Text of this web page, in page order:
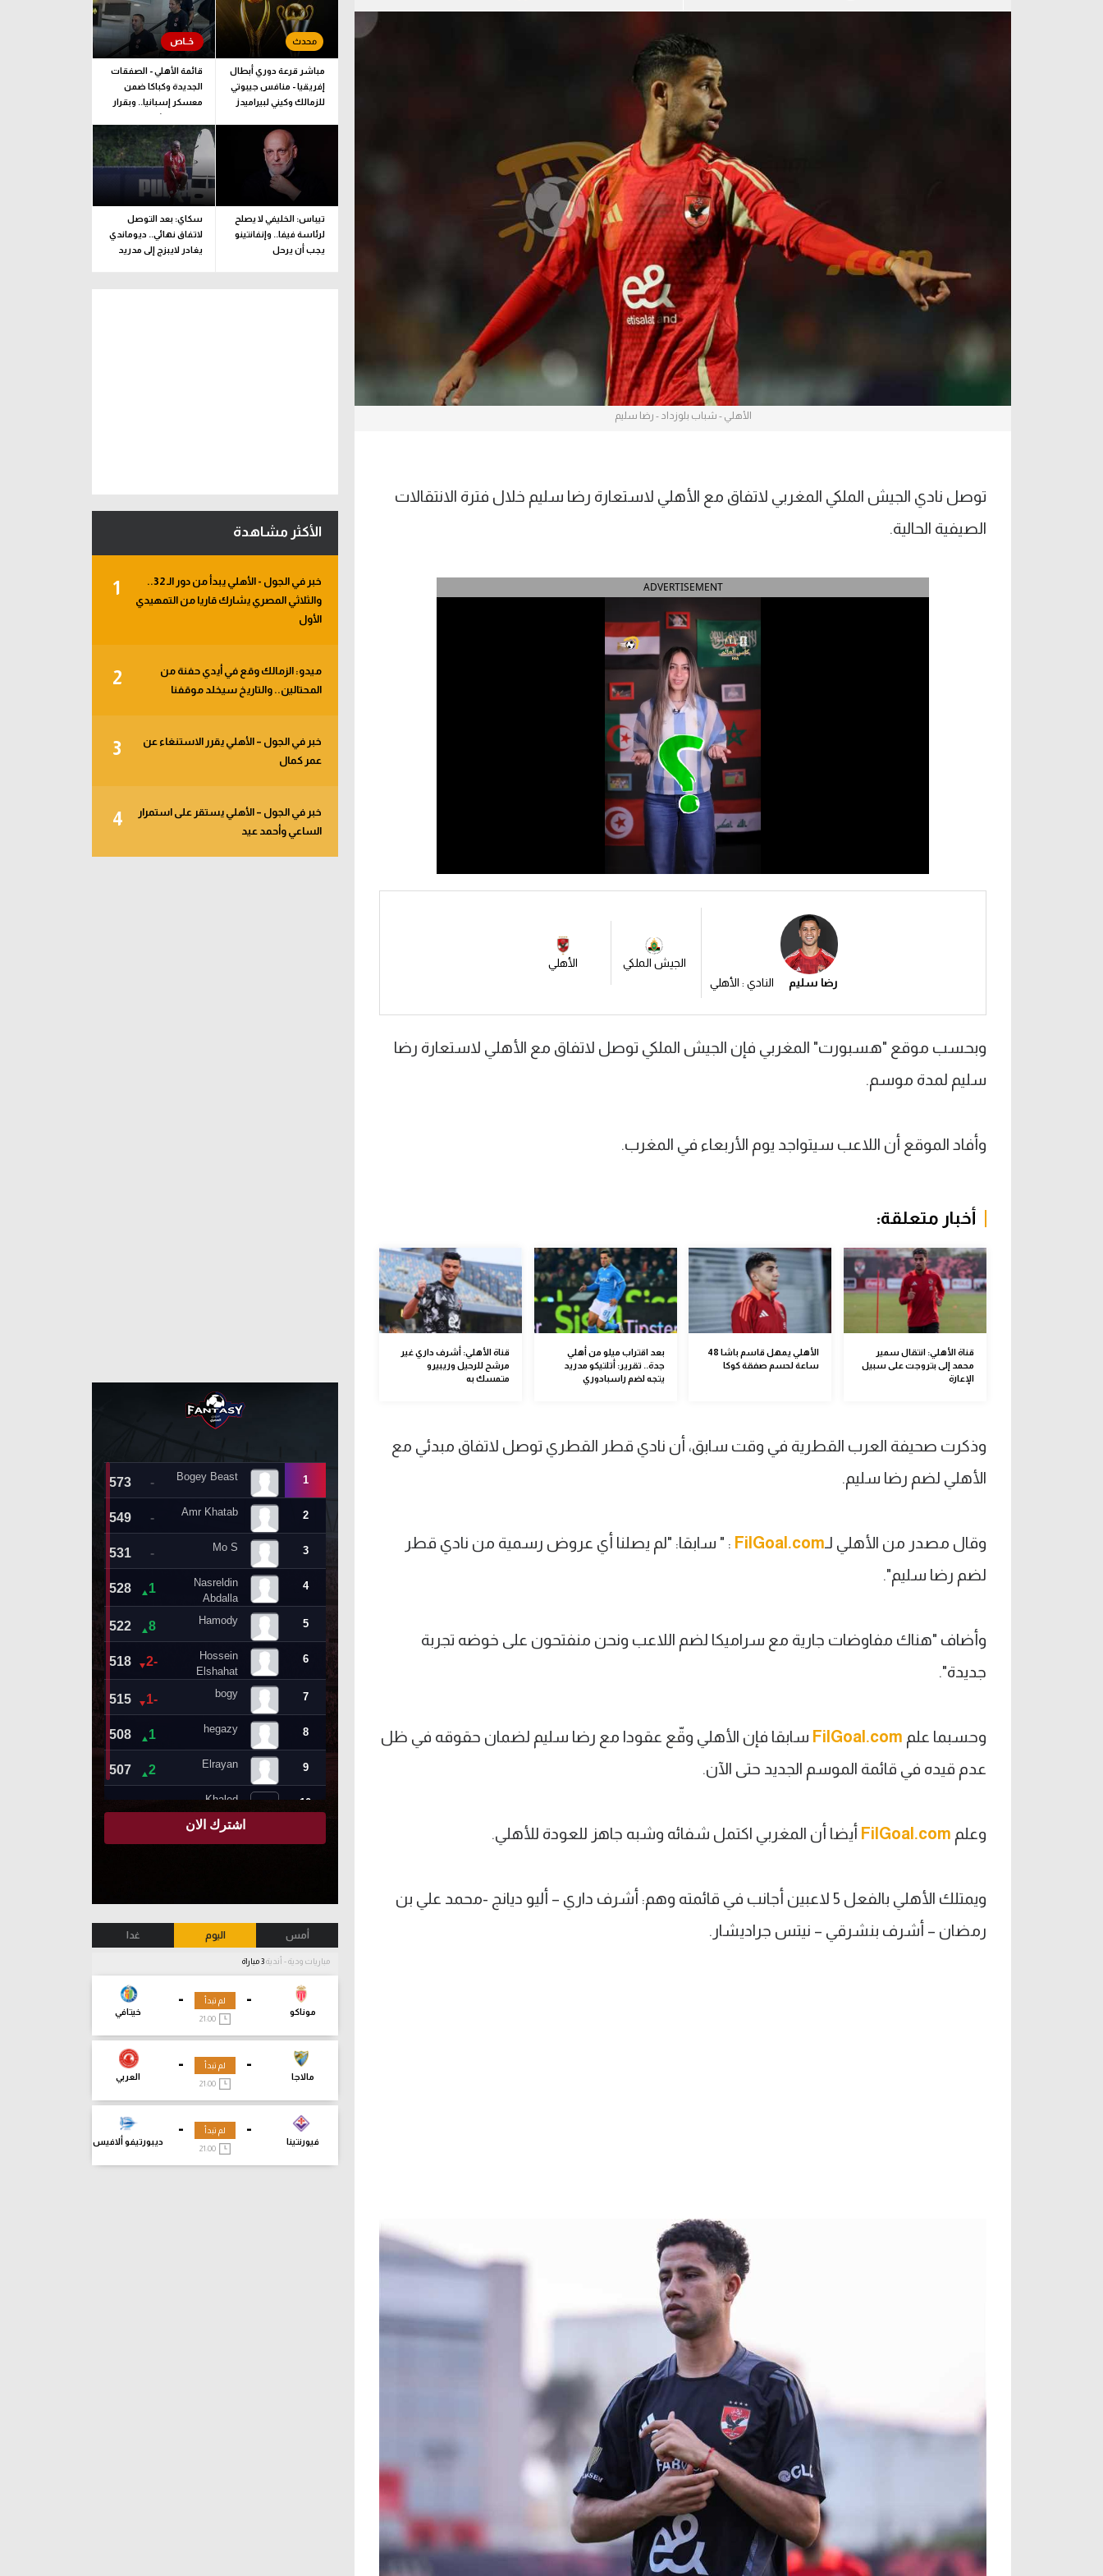
دوري أبطال أوروبا
دوري أبطال إفريقيا
آسيا
الأهلي - شباب بلوزداد - رضا سليم
توصل نادي الجيش الملكي المغربي لاتفاق مع الأهلي لاستعارة رضا سليم خلال فترة الانتقالات
الصيفية الحالية.
ADVERTISEMENT
رضا سليم النادي : الأهلي
الجيش الملكي الأهلي
وبحسب موقع "هسبورت" المغربي فإن الجيش الملكي توصل لاتفاق مع الأهلي لاستعارة رضا
سليم لمدة موسم.
وأفاد الموقع أن اللاعب سيتواجد يوم الأربعاء في المغرب.
أخبار متعلقة:
قناة الأهلي: انتقال سمير
محمد إلى بتروجت على سبيل
الإعارة
الأهلي يمهل قاسم باشا 48
ساعة لحسم صفقة كوكا
بعد اقتراب ميلو من أهلي
جدة.. تقرير: أتلتيكو مدريد
يتجه لضم راسبادوري
قناة الأهلي: أشرف داري غير
مرشح للرحيل وريبيرو
متمسك به
وذكرت صحيفة العرب القطرية في وقت سابق، أن نادي قطر القطري توصل لاتفاق مبدئي مع
الأهلي لضم رضا سليم.
وقال مصدر من الأهلي لـFilGoal.com : " سابقا: "لم يصلنا أي عروض رسمية من نادي قطر
لضم رضا سليم".
وأضاف "هناك مفاوضات جارية مع سراميكا لضم اللاعب ونحن منفتحون على خوضه تجربة
جديدة".
وحسبما علم FilGoal.com سابقا فإن الأهلي وقّع عقودا مع رضا سليم لضمان حقوقه في ظل
عدم قيده في قائمة الموسم الجديد حتى الآن.
وعلم FilGoal.com أيضا أن المغربي اكتمل شفائه وشبه جاهز للعودة للأهلي.
ويمتلك الأهلي بالفعل 5 لاعبين أجانب في قائمته وهم: أشرف داري – أليو ديانج -محمد علي بن
رمضان – أشرف بنشرقي – نيتس جراديشار.
مباشر قرعة دوري أبطال
إفريقيا - منافس جيبوتي
للزمالك وكيني لبيراميدز
قائمة الأهلي - الصفقات
الجديدة وكباكا ضمن
معسكر إسبانيا.. وبقرار
يلحق بالبعثة
تيباس: الخليفي لا يصلح
لرئاسة فيفا.. وإنفانتينو
يجب أن يرحل
سكاي: بعد التوصل
لاتفاق نهائي.. ديوماندي
يغادر لايبزج إلى مدريد
الأكثر مشاهدة
1
خبر في الجول - الأهلي يبدأ من دور الـ 32..
والثلاثي المصري يشارك قاريا من التمهيدي
الأول
2
ميدو: الزمالك وقع في أيدي حفنة من
المحتالين.. والتاريخ سيخلد موقفنا
3
خبر في الجول – الأهلي يقرر الاستنغاء عن
عمر كمال
4
خبر في الجول – الأهلي يستقر على استمرار
الساعي وأحمد عيد
أمس اليوم غدا
مباريات ودية - أندية
-
موناكو
-
خيتافي
لم تبدأ
-
مالاجا
-
العربي
لم تبدأ
-
فيورنتينا
-
ديبورتيفو ألافيس
لم تبدأ